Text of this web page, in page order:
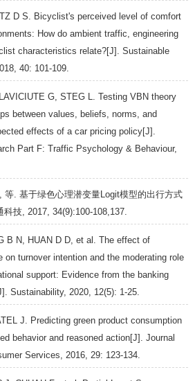
D S. Bicyclist's perceived level of comfort
How do ambient traffic, engineering
characteristics relate?[J]. Sustainable
, 40: 101-109.
G, STEG L. Testing VBN theory
between values, beliefs, norms, and
effects of a car pricing policy[J].
Part F: Traffic Psychology & Behaviour,
等. 基于绿色心理潜变量Logit模型的出行方式
科技, 2017, 34(9):100-108,137.
B N, HUAN D D, et al. The effect of
on turnover intention and the moderating role
support: Evidence from the banking
Sustainability, 2020, 12(5): 1-25.
J. Predicting green product consumption
behavior and reasoned action[J]. Journal
Services, 2016, 29: 123-134.